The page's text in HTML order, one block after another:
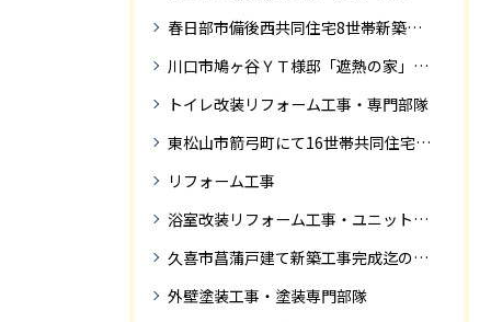
春日部市備後西共同住宅8世帯新築工事完成迄の紹介です。
川口市鳩ヶ谷ＹＴ様邸「遮熱の家」工事状況
トイレ改装リフォーム工事・専門部隊
東松山市箭弓町にて16世帯共同住宅新築工事完成迄の紹介です。
リフォーム工事
浴室改装リフォーム工事・ユニットバス専門部隊
久喜市菖蒲戸建て新築工事完成迄の紹介
外壁塗装工事・塗装専門部隊